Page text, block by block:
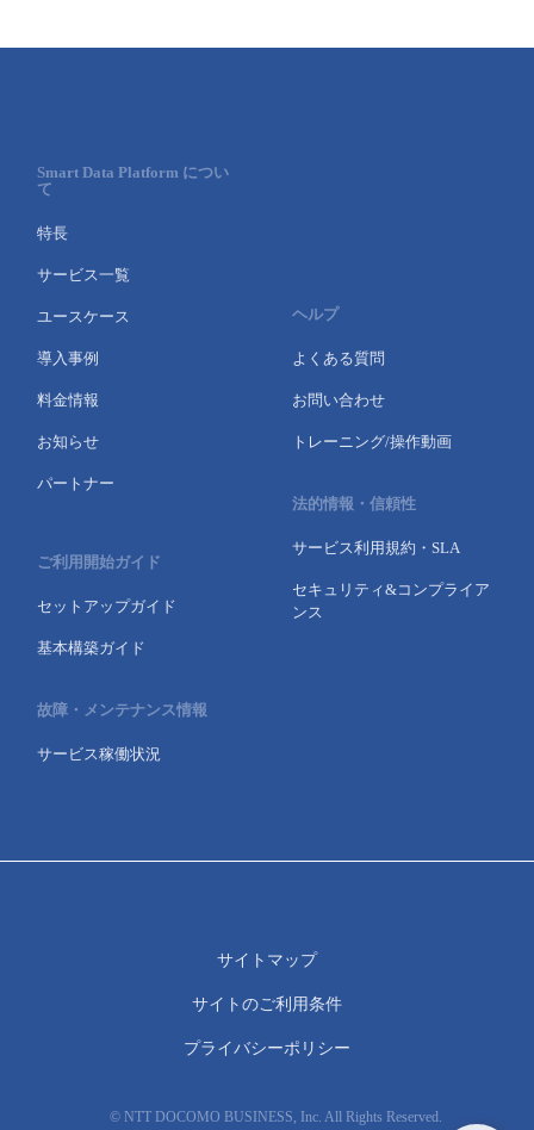
Smart Data Platform につい
て
特長
サービス一覧
ユースケース
導入事例
料金情報
お知らせ
パートナー
ご利用開始ガイド
セットアップガイド
基本構築ガイド
故障・メンテナンス情報
サービス稼働状況
ヘルプ
よくある質問
お問い合わせ
トレーニング/操作動画
法的情報・信頼性
サービス利用規約・SLA
セキュリティ&コンプライア
ンス
© NTT DOCOMO BUSINESS, Inc. All Rights Reserved.
サイトマップ
サイトのご利用条件
プライバシーポリシー